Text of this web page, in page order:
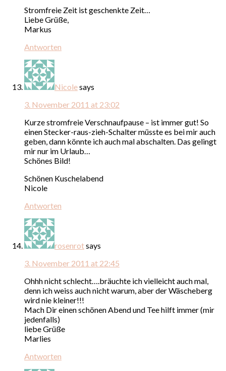
Stromfreie Zeit ist geschenkte Zeit…
Liebe Grüße,
Markus
Antworten
Nicolesays
3. November 2011 at 23:02
Kurze stromfreie Verschnaufpause – ist immer gut! So
einen Stecker-raus-zieh-Schalter müsste es bei mir auch
geben, dann könnte ich auch mal abschalten. Das gelingt
mir nur im Urlaub…
Schönes Bild!
Schönen Kuschelabend
Nicole
Antworten
rosenrotsays
3. November 2011 at 22:45
Ohhh nicht schlecht….bräuchte ich vielleicht auch mal,
denn ich weiss auch nicht warum, aber der Wäscheberg
wird nie kleiner!!!
Mach Dir einen schönen Abend und Tee hilft immer (mir
jedenfalls)
liebe Grüße
Marlies
Antworten